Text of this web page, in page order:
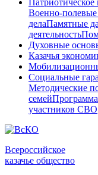
Патриотическое
Военно-
делаПамятные
деятельность
Духовные
Казачья
Социальные
Методические
семейПрограмма
участников СВО
Всероссийское
казачье общество